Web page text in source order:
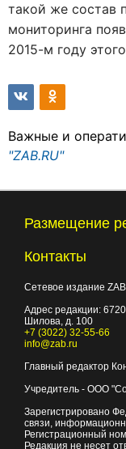
такой же состав
мониторинга
2015-м году
Важные и
"ZAB.RU"
Размещение
Контакты
Сетевое издание
Адрес редакции:
Шилова, д. 100
+7 (3022) 32-55-66
info@zab.ru
Главный редактор
Учредитель - ООО
Зарегистрировано
связи,
Регистрационный
Редакция не несет